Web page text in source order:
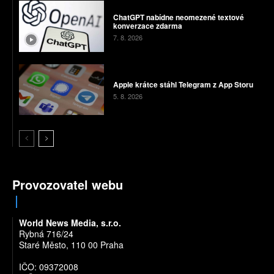
ChatGPT nabídne neomezené textové
konverzace zdarma
7. 8. 2026
Apple krátce stáhl Telegram z App Storu
5. 8. 2026
Provozovatel webu
World News Media, s.r.o.
Rybná 716/24
Staré Město, 110 00 Praha
IČO: 09372008